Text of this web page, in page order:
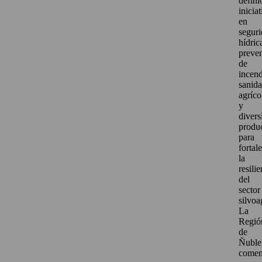
en
de
y
para
la
del
sector
La
de
Ñuble